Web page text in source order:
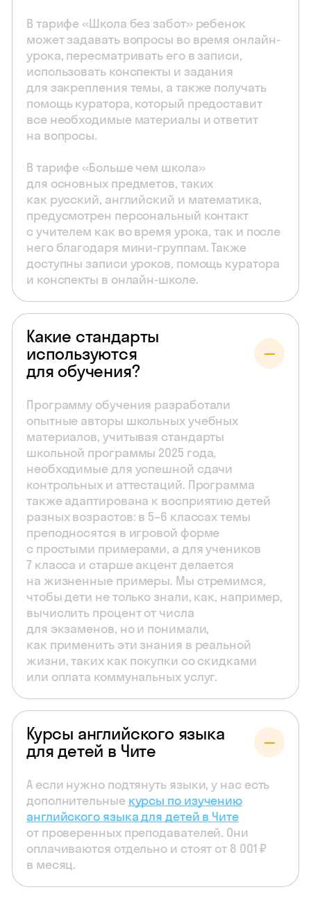
В тарифе «Школа без забот» ребенок
может задавать вопросы во время онлайн-
урока, пересматривать его в записи,
использовать конспекты и задания
для закрепления темы, а также получать
помощь куратора, который предоставит
все необходимые материалы и ответит
на вопросы.
В тарифе «Больше чем школа»
для основных предметов, таких
как русский, английский и математика,
предусмотрен персональный контакт
с учителем как во время урока, так и после
него благодаря мини-группам. Также
доступны записи уроков, помощь куратора
и конспекты в онлайн-школе.
Какие стандарты
используются
для обучения?
Программу обучения разработали
опытные авторы школьных учебных
материалов, учитывая стандарты
школьной программы 2025 года,
необходимые для успешной сдачи
контрольных и аттестаций. Программа
также адаптирована к восприятию детей
разных возрастов: в 5–6 классах темы
преподносятся в игровой форме
с простыми примерами, а для учеников
7 класса и старше акцент делается
на жизненные примеры. Мы стремимся,
чтобы дети не только знали, как, например,
вычислить процент от числа
для экзаменов, но и понимали,
как применить эти знания в реальной
жизни, таких как покупки со скидками
или оплата коммунальных услуг.
Курсы английского языка
для детей в Чите
А если нужно подтянуть языки, у нас есть
дополнительные курсы по изучению
английского языка для детей в Чите
от проверенных преподавателей. Они
оплачиваются отдельно и стоят от 8 001 ₽
в месяц.